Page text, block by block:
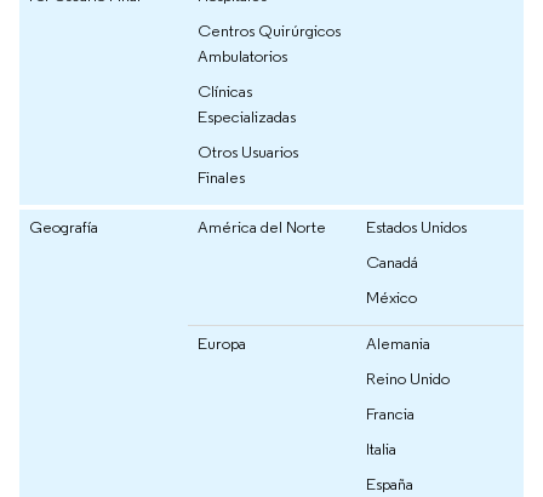
Centros Quirúrgicos
Ambulatorios
Clínicas
Especializadas
Otros Usuarios
Finales
Geografía América del Norte
Estados Unidos
Canadá
México
Europa
Alemania
Reino Unido
Francia
Italia
España